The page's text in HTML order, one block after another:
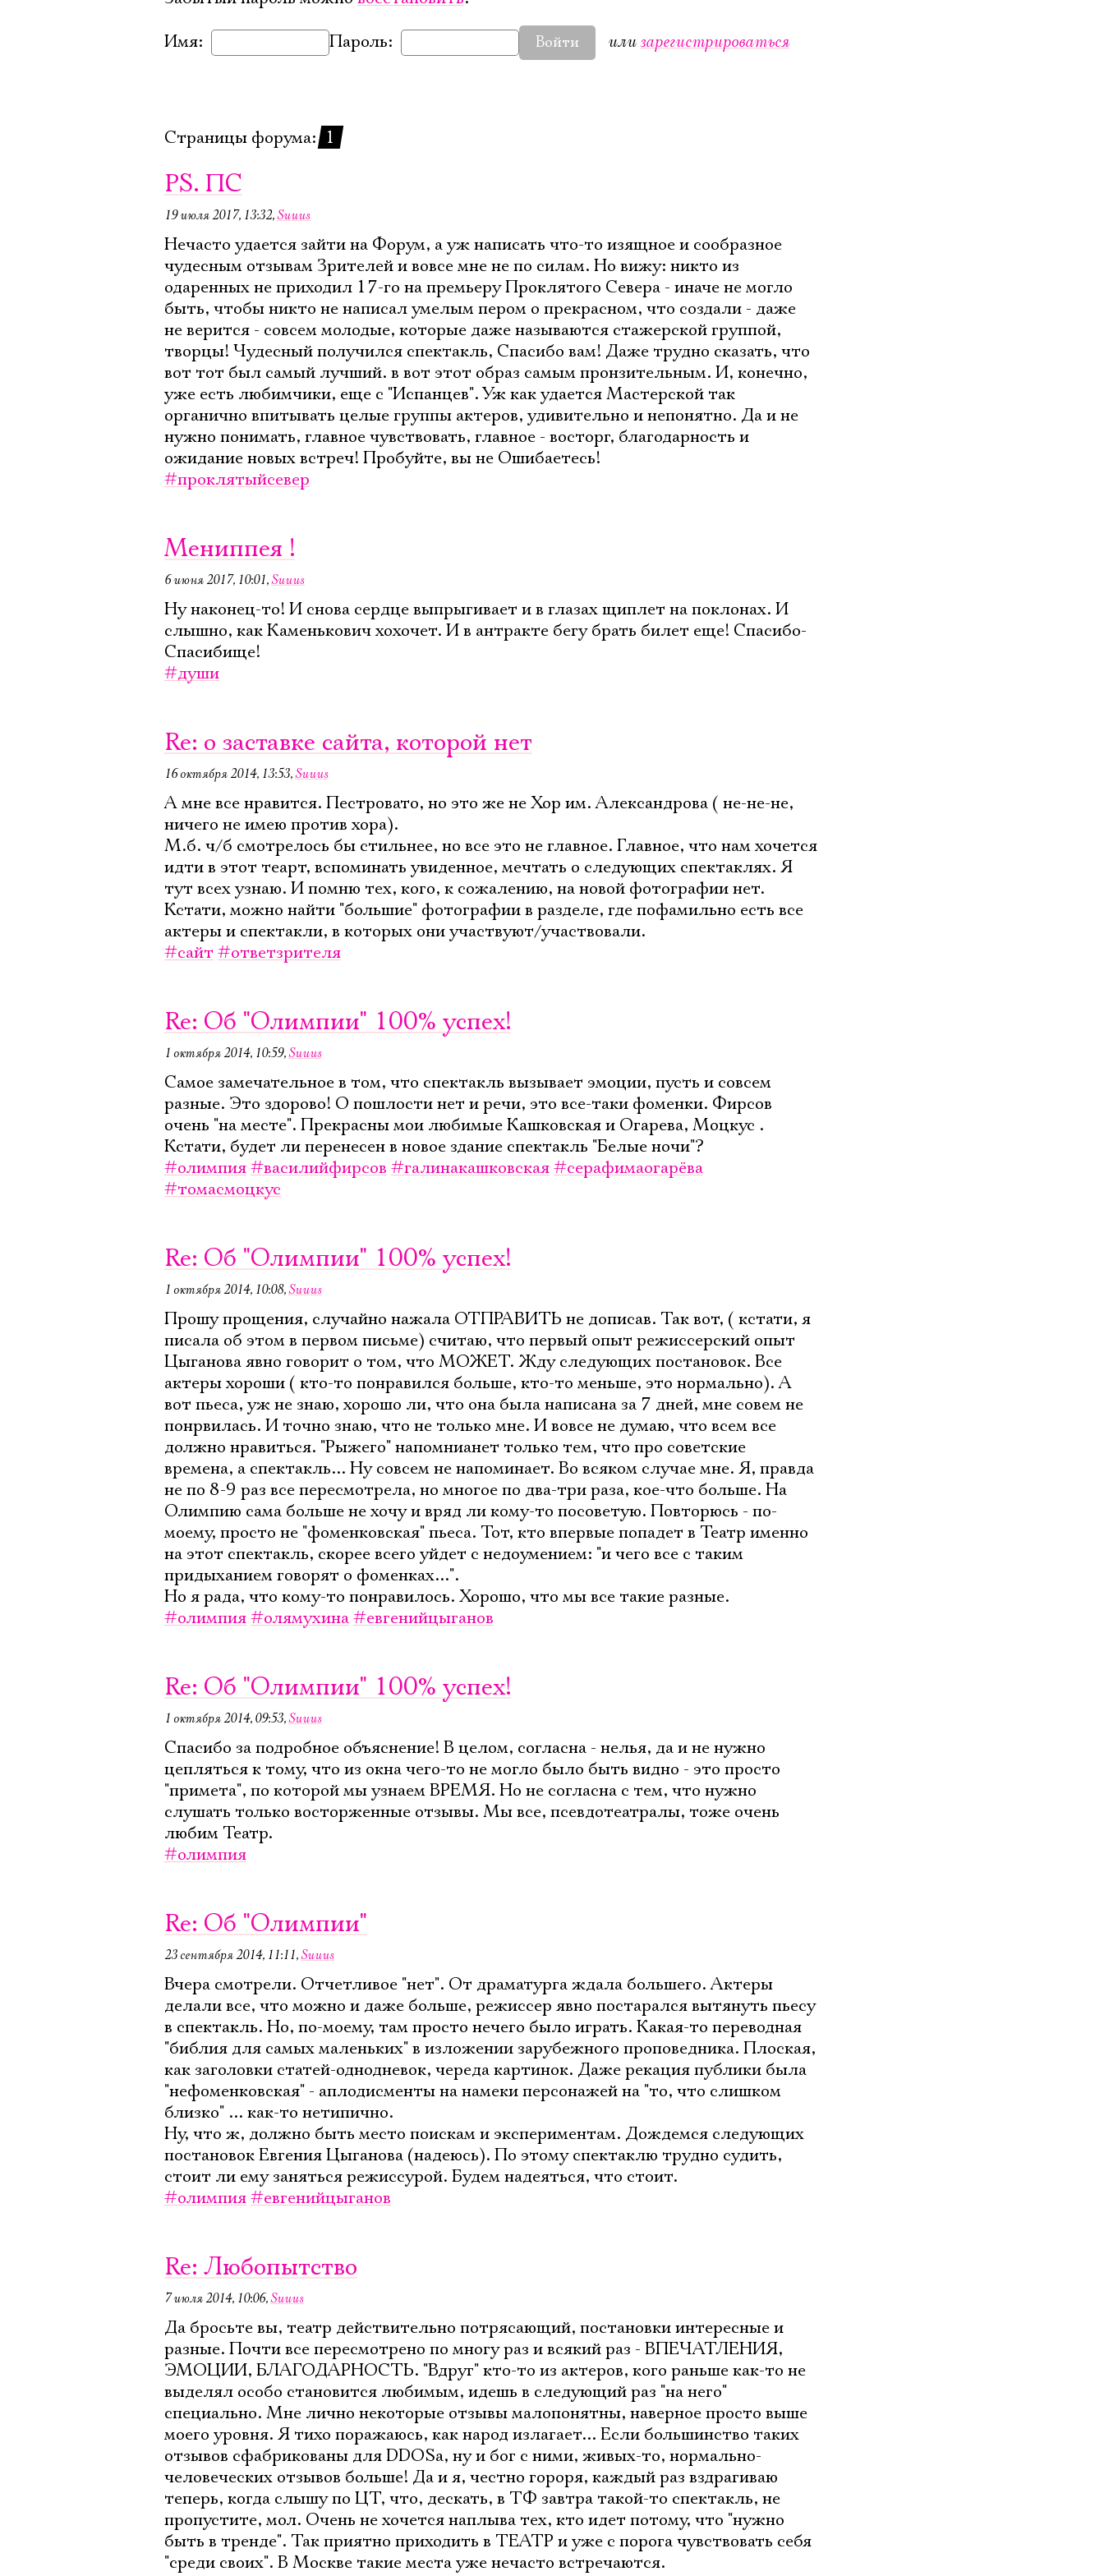
Имя: Пароль: Войти илизарегистрироваться
Страницы форума: 1
PS. ПС
19 июля 2017, 13:32,Suuus
Нечасто удается зайти на Форум, а уж написать что-то изящное и сообразное
чудесным отзывам Зрителей и вовсе мне не по силам. Но вижу: никто из
одаренных не приходил 17-го на премьеру Проклятого Севера - иначе не могло
быть, чтобы никто не написал умелым пером о прекрасном, что создали - даже
не верится - совсем молодые, которые даже называются стажерской группой,
творцы! Чудесный получился спектакль, Спасибо вам! Даже трудно сказать, что
вот тот был самый лучший. в вот этот образ самым пронзительным. И, конечно,
уже есть любимчики, еще с "Испанцев". Уж как удается Мастерской так
органично впитывать целые группы актеров, удивительно и непонятно. Да и не
нужно понимать, главное чувствовать, главное - восторг, благодарность и
ожидание новых встреч! Пробуйте, вы не Ошибаетесь!
#проклятыйсевер
Мениппея !
6 июня 2017, 10:01,Suuus
Ну наконец-то! И снова сердце выпрыгивает и в глазах щиплет на поклонах. И
слышно, как Каменькович хохочет. И в антракте бегу брать билет еще! Спасибо-
Спасибище!
#души
Re: о заставке сайта, которой нет
16 октября 2014, 13:53,Suuus
А мне все нравится. Пестровато, но это же не Хор им. Александрова ( не-не-не,
ничего не имею против хора).
М.б. ч/б смотрелось бы стильнее, но все это не главное. Главное, что нам хочется
идти в этот теарт, вспоминать увиденное, мечтать о следующих спектаклях. Я
тут всех узнаю. И помню тех, кого, к сожалению, на новой фотографии нет.
Кстати, можно найти "большие" фотографии в разделе, где пофамильно есть все
актеры и спектакли, в которых они участвуют/участвовали.
#сайт #ответзрителя
Re: Об "Олимпии" 100% успех!
1 октября 2014, 10:59,Suuus
Самое замечательное в том, что спектакль вызывает эмоции, пусть и совсем
разные. Это здорово! О пошлости нет и речи, это все-таки фоменки. Фирсов
очень "на месте". Прекрасны мои любимые Кашковская и Огарева, Моцкус .
Кстати, будет ли перенесен в новое здание спектакль "Белые ночи"?
#олимпия#василийфирсов #галинакашковская#серафимаогарёва
#томасмоцкус
Re: Об "Олимпии" 100% успех!
1 октября 2014, 10:08,Suuus
Прошу прощения, случайно нажала ОТПРАВИТЬ не дописав. Так вот, ( кстати, я
писала об этом в первом письме) считаю, что первый опыт режиссерский опыт
Цыганова явно говорит о том, что МОЖЕТ. Жду следующих постановок. Все
актеры хороши ( кто-то понравился больше, кто-то меньше, это нормально). А
вот пьеса, уж не знаю, хорошо ли, что она была написана за 7 дней, мне совем не
понрвилась. И точно знаю, что не только мне. И вовсе не думаю, что всем все
должно нравиться. "Рыжего" напомнианет только тем, что про советские
времена, а спектакль... Ну совсем не напоминает. Во всяком случае мне. Я, правда
не по 8-9 раз все пересмотрела, но многое по два-три раза, кое-что больше. На
Олимпию сама больше не хочу и вряд ли кому-то посоветую. Повторюсь - по-
моему, просто не "фоменковская" пьеса. Тот, кто впервые попадет в Театр именно
на этот спектакль, скорее всего уйдет с недоумением: "и чего все с таким
придыханием говорят о фоменках...".
Но я рада, что кому-то понравилось. Хорошо, что мы все такие разные.
#олимпия#олямухина#евгенийцыганов
Re: Об "Олимпии" 100% успех!
1 октября 2014, 09:53,Suuus
Спасибо за подробное объяснение! В целом, согласна - нелья, да и не нужно
цепляться к тому, что из окна чего-то не могло было быть видно - это просто
"примета", по которой мы узнаем ВРЕМЯ. Но не согласна с тем, что нужно
слушать только восторженные отзывы. Мы все, псевдотеатралы, тоже очень
любим Театр.
#олимпия
Re: Об "Олимпии"
23 сентября 2014, 11:11,Suuus
Вчера смотрели. Отчетливое "нет". От драматурга ждала большего. Актеры
делали все, что можно и даже больше, режиссер явно постарался вытянуть пьесу
в спектакль. Но, по-моему, там просто нечего было играть. Какая-то переводная
"библия для самых маленьких" в изложении зарубежного проповедника. Плоская,
как заголовки статей-однодневок, череда картинок. Даже рекация публики была
"нефоменковская" - аплодисменты на намеки персонажей на "то, что слишком
близко" ... как-то нетипично.
Ну, что ж, должно быть место поискам и экспериментам. Дождемся следующих
постановок Евгения Цыганова (надеюсь). По этому спектаклю трудно судить,
стоит ли ему заняться режиссурой. Будем надеяться, что стоит.
#олимпия#евгенийцыганов
Re: Любопытство
7 июля 2014, 10:06,Suuus
Да бросьте вы, театр действительно потрясающий, постановки интересные и
разные. Почти все пересмотрено по многу раз и всякий раз - ВПЕЧАТЛЕНИЯ,
ЭМОЦИИ, БЛАГОДАРНОСТЬ. "Вдруг" кто-то из актеров, кого раньше как-то не
выделял особо становится любимым, идешь в следующий раз "на него"
специально. Мне лично некоторые отзывы малопонятны, наверное просто выше
моего уровня. Я тихо поражаюсь, как народ излагает... Если большинство таких
отзывов сфабрикованы для DDOSа, ну и бог с ними, живых-то, нормально-
человеческих отзывов больше! Да и я, честно гороря, каждый раз вздрагиваю
теперь, когда слышу по ЦТ, что, дескать, в ТФ завтра такой-то спектакль, не
пропустите, мол. Очень не хочется наплыва тех, кто идет потому, что "нужно
быть в тренде". Так приятно приходить в ТЕАТР и уже с порога чувствовать себя
"среди своих". В Москве такие места уже нечасто встречаются.
Электропочта
Имя